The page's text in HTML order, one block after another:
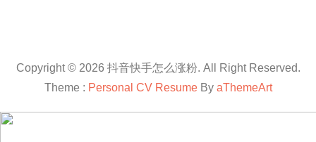
Copyright © 2026 抖音快手怎么涨粉. All Right Reserved.
Theme : Personal CV ResumeBy aThemeArt